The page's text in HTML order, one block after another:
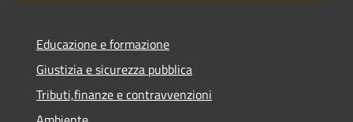
Educazione e formazione
Giustizia e sicurezza pubblica
Tributi,finanze e contravvenzioni